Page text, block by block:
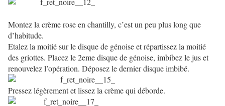
Montez la crème rose en chantilly, c’est un peu plus long que
d’habitude.
Etalez la moitié sur le disque de génoise et répartissez la moitié
des griottes. Placez le 2eme disque de génoise, imbibez le jus et
renouvelez l’opération. Déposez le dernier disque imbibé.
Pressez légèrement et lissez la crème qui déborde.